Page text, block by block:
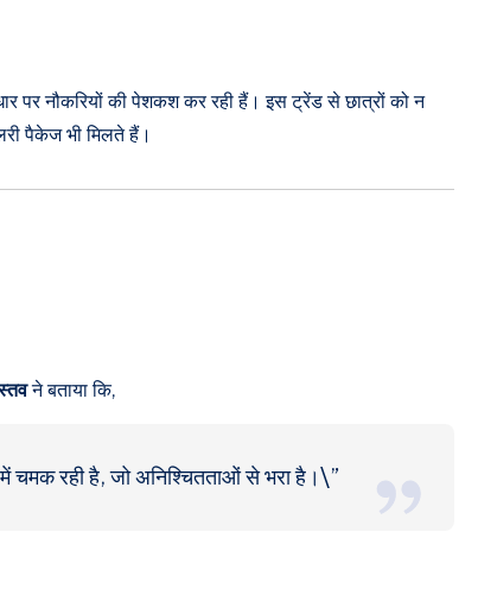
पर नौकरियों की पेशकश कर रही हैं। इस ट्रेंड से छात्रों को न
पैकेज भी मिलते हैं।
ने बताया कि,
चमक रही है, जो अनिश्चितताओं से भरा है।\”